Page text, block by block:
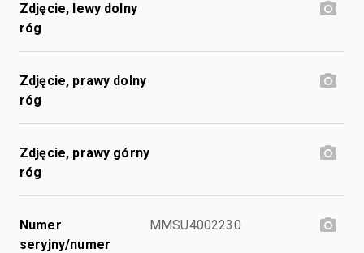
Zdjęcie, lewy dolny
róg
Zdjęcie, prawy dolny
róg
Zdjęcie, prawy górny
róg
Numer
seryjny/numer
MMSU4002230